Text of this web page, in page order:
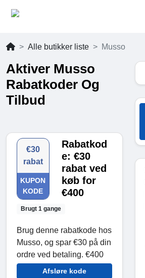
Alle butikker liste Musso
Aktiver Musso
Rabatkoder Og
Tilbud
€30
rabat
KUPON
KODE
Brugt 1 gange
Rabatkod
e: €30
rabat ved
køb for
€400
Brug denne rabatkode hos
Musso, og spar €30 på din
ordre ved betaling. €400
Afsløre kode